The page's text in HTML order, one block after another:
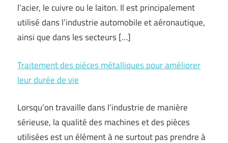
l’acier, le cuivre ou le laiton. Il est principalement
utilisé dans l’industrie automobile et aéronautique,
ainsi que dans les secteurs […]
Traitement des pièces métalliques pour améliorer
leur durée de vie
Lorsqu’on travaille dans l’industrie de manière
sérieuse, la qualité des machines et des pièces
utilisées est un élément à ne surtout pas prendre à